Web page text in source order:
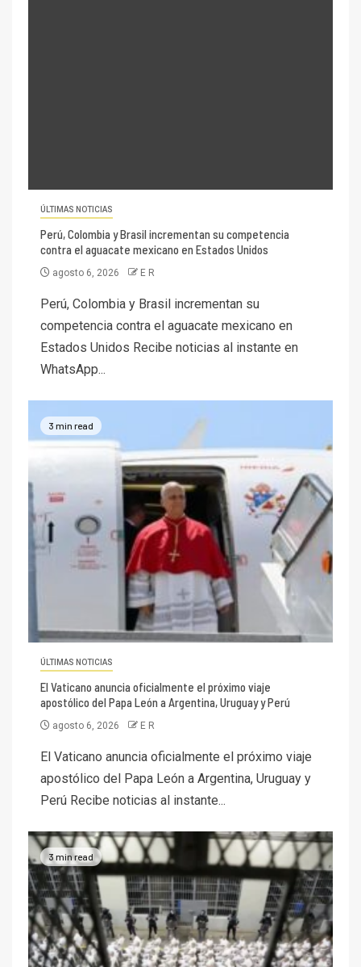
ÚLTIMAS NOTICIAS
Perú, Colombia y Brasil incrementan su competencia
contra el aguacate mexicano en Estados Unidos
agosto 6, 2026 E R
Perú, Colombia y Brasil incrementan su
competencia contra el aguacate mexicano en
Estados Unidos Recibe noticias al instante en
WhatsApp...
3 min read
ÚLTIMAS NOTICIAS
El Vaticano anuncia oficialmente el próximo viaje
apostólico del Papa León a Argentina, Uruguay y Perú
agosto 6, 2026 E R
El Vaticano anuncia oficialmente el próximo viaje
apostólico del Papa León a Argentina, Uruguay y
Perú Recibe noticias al instante...
3 min read